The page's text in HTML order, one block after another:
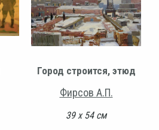
Город строится, этюд
Фирсов А.П.
39 х 54 см